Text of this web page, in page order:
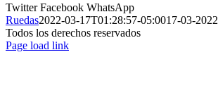
TwitterFacebook WhatsApp
Ruedas2022-03-17T01:28:57-05:0017-03-2022
Todos los derechos reservados
Page load link